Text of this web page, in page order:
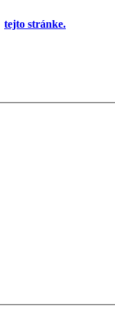
tejto stránke.